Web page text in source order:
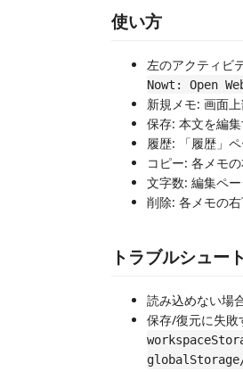
使い方
左のアクティビ
Nowt: Open
新規メモ: 画面
保存: 本文を編集
履歴: 「履歴」
コピー: 各メモ
文字数: 編集ペ
削除: 各メモの
トラブルシュート
読み込めない場
保存/復元に失敗